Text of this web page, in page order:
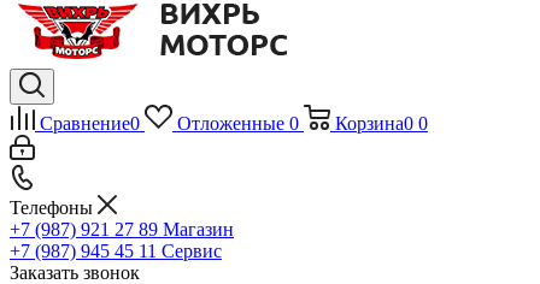
Сравнение0 Отложенные 0 Корзина0 0
Телефоны
+7 (987) 921 27 89 Магазин
+7 (987) 945 45 11 Сервис
Заказать звонок